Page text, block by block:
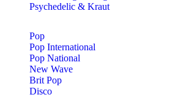
Psychedelic & Kraut
Pop
Pop International
Pop National
New Wave
Brit Pop
Disco